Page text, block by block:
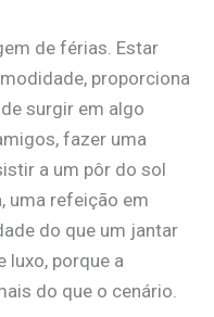
de férias. Estar
proporciona
surgir em algo
fazer uma
a um pôr do sol
uma refeição em
do que um jantar
porque a
do que o cenário.